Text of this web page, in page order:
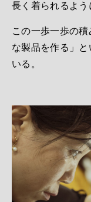
長く着られるよう
この一歩一歩の
な製品を作る」
いる。